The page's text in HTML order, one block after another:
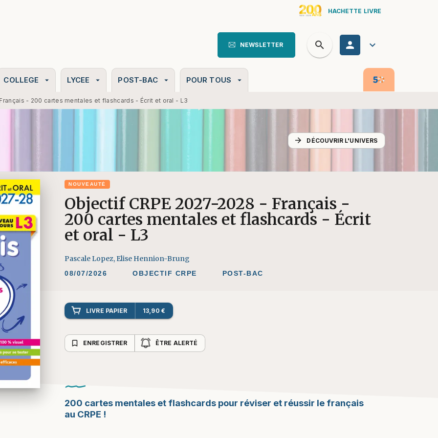
HACHETTE LIVRE
NEWSLETTER search personn keyboard_arrow_down
COLLEGE arrow_drop_down LYCEE arrow_drop_down POST-BAC arrow_drop_down POUR TOUS arrow_drop_down
search
- 200 cartes mentales et flashcards - Écrit et oral - L3
arrow_forward DÉCOUVRIR L'UNIVERS
NOUVEAUTÉ
Objectif CRPE 2027-2028 - Français -
200 cartes mentales et flashcards - Écrit
et oral - L3
Pascale Lopez, Elise Hennion-Brung
08/07/2026 OBJECTIF CRPE POST-BAC
LIVRE PAPIER 13,90 €
bookmark_border ENREGISTRER ÊTRE ALERTÉ
200 cartes mentales et flashcards pour réviser et réussir le français
au CRPE !